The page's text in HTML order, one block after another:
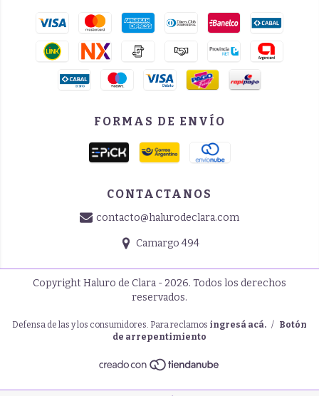
FORMAS DE ENVÍO
CONTACTANOS
contacto@halurodeclara.com
Camargo 494
Copyright Haluro de Clara - 2026. Todos los derechos
reservados.
Defensa de las y los consumidores. Para reclamos ingresá acá. / Botón
de arrepentimiento